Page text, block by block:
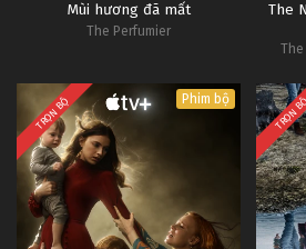
Mùi hương đã mất
The Perfumier
The
The
TRỌN BỘ Phim bộ TRỌN